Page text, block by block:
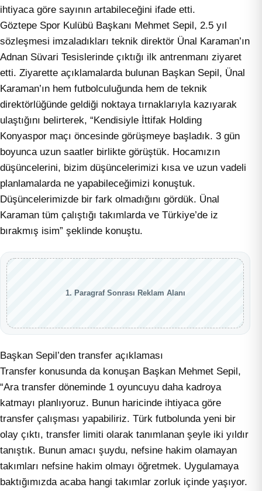
ihtiyaca göre sayının artabileceğini ifade etti.
Göztepe Spor Kulübü Başkanı Mehmet Sepil, 2.5 yıl
sözleşmesi imzaladıkları teknik direktör Ünal Karaman’ın
Adnan Süvari Tesislerinde çıktığı ilk antrenmanı ziyaret
etti. Ziyarette açıklamalarda bulunan Başkan Sepil, Ünal
Karaman’ın hem futbolculuğunda hem de teknik
direktörlüğünde geldiği noktaya tırnaklarıyla kazıyarak
ulaştığını belirterek, “Kendisiyle İttifak Holding
Konyaspor maçı öncesinde görüşmeye başladık. 3 gün
boyunca uzun saatler birlikte görüştük. Hocamızın
düşüncelerini, bizim düşüncelerimizi kısa ve uzun vadeli
planlamalarda ne yapabileceğimizi konuştuk.
Düşüncelerimizde bir fark olmadığını gördük. Ünal
Karaman tüm çalıştığı takımlarda ve Türkiye’de iz
bırakmış isim” şeklinde konuştu.
1. Paragraf Sonrası Reklam Alanı
Başkan Sepil’den transfer açıklaması
Transfer konusunda da konuşan Başkan Mehmet Sepil,
“Ara transfer döneminde 1 oyuncuyu daha kadroya
katmayı planlıyoruz. Bunun haricinde ihtiyaca göre
transfer çalışması yapabiliriz. Türk futbolunda yeni bir
olay çıktı, transfer limiti olarak tanımlanan şeyle iki yıldır
tanıştık. Bunun amacı şuydu, nefsine hakim olamayan
takımları nefsine hakim olmayı öğretmek. Uygulamaya
baktığımızda acaba hangi takımlar zorluk içinde yaşıyor.